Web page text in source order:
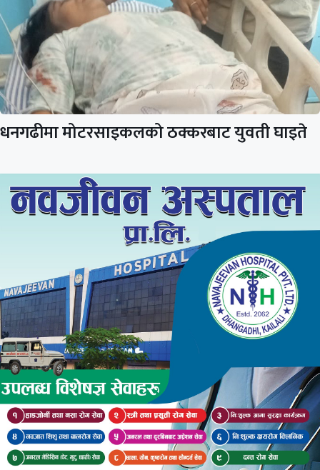
धनगढीमा मोटरसाइकलको ठक्करबाट युवती घाइते